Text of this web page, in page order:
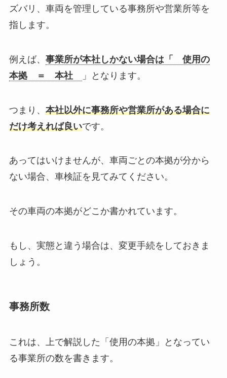
ズバリ、車両を管理している事務所や営業所等を
指します。
例えば、 事業所が本社しかない場合は「 使用の
本拠 ＝ 本社
」となります。
つまり、 本社以外に事務所や営業所がある場合に
だけ考えれば良いです。
あってはいけませんが、車両ごとの本拠が分から
ない場合、車検証を見てみてください。
その車両の本拠がどこか書かれています。
もし、実態と違う場合は、変更手続をしておきま
しょう。
事務所数
これは、上で解説した「使用の本拠」となってい
る事業所の数を書きます。